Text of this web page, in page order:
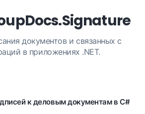
документов и связанных с
в приложениях .NET.
к деловым документам в C#